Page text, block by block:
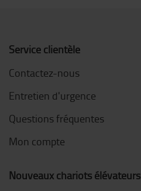
Service clientèle
Contactez-nous
Entretien d'urgence
Questions fréquentes
Mon compte
Nouveaux chariots élévateurs